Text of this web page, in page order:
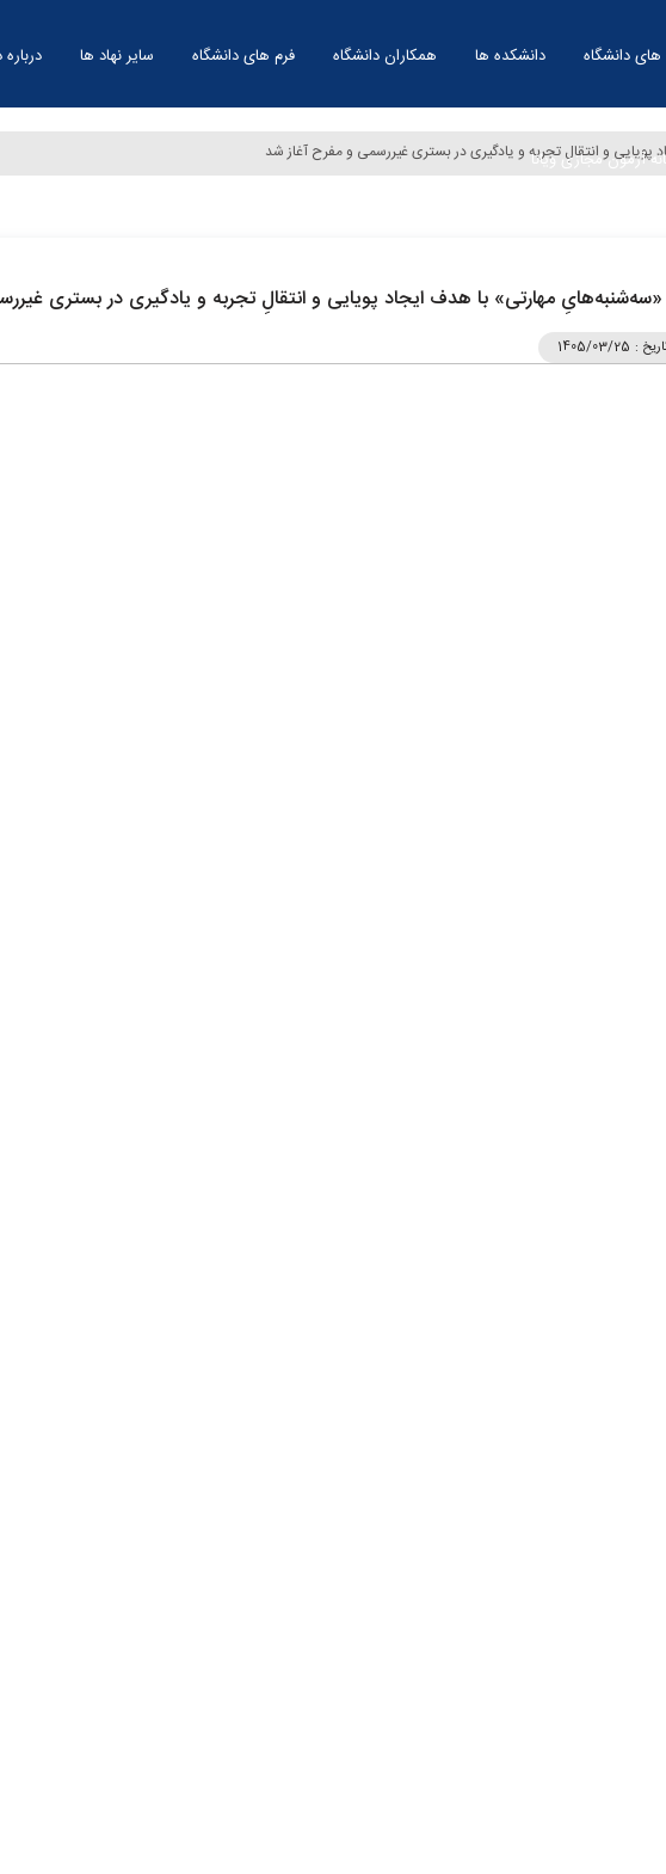
دانشگاه دانشکده ها همکاران دانشگاه فرم های دانشگاه سایر نهاد ها
آزمون مجازی ویانا
و انتقالِ تجربه و یادگیری در بستری غیررسمی و مفرح آغاز شد
«سه‌شنبه‌هایِ مهارتی» با هدف ایجاد پویایی و انتقالِ تجربه و یادگیری در بستری
:
1405/03/25